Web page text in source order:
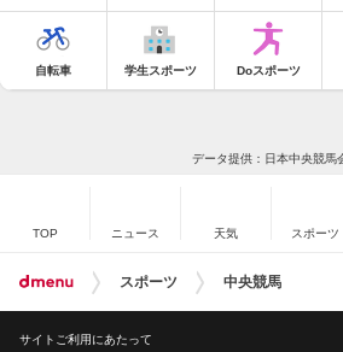
自転車 学生スポーツ Doスポーツ
データ提供：日本中央競馬
TOP ニュース 天気 スポーツ
スポーツ 中央競馬
サイトご利用にあたって